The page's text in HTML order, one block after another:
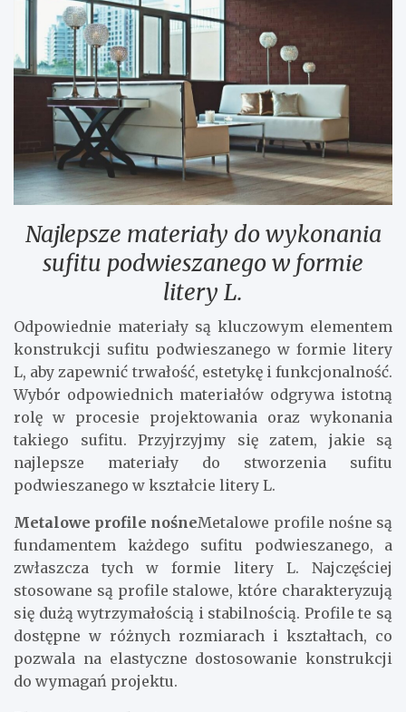
Najlepsze materiały do wykonania
sufitu podwieszanego w formie
litery L.
Odpowiednie materiały są kluczowym elementem
konstrukcji sufitu podwieszanego w formie litery
L, aby zapewnić trwałość, estetykę i funkcjonalność.
Wybór odpowiednich materiałów odgrywa istotną
rolę w procesie projektowania oraz wykonania
takiego sufitu. Przyjrzyjmy się zatem, jakie są
najlepsze materiały do stworzenia sufitu
podwieszanego w kształcie litery L.
Metalowe profile nośneMetalowe profile nośne są
fundamentem każdego sufitu podwieszanego, a
zwłaszcza tych w formie litery L. Najczęściej
stosowane są profile stalowe, które charakteryzują
się dużą wytrzymałością i stabilnością. Profile te są
dostępne w różnych rozmiarach i kształtach, co
pozwala na elastyczne dostosowanie konstrukcji
do wymagań projektu.